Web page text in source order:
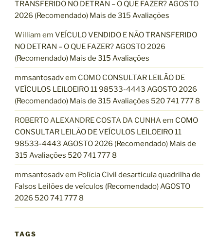
TRANSFERIDO NO DETRAN – O QUE FAZER? AGOSTO
2026 (Recomendado) Mais de 315 Avaliações
William em VEÍCULO VENDIDO E NÃO TRANSFERIDO
NO DETRAN – O QUE FAZER? AGOSTO 2026
(Recomendado) Mais de 315 Avaliações
mmsantosadvem COMO CONSULTAR LEILÃO DE
VEÍCULOS LEILOEIRO 11 98533-4443 AGOSTO 2026
(Recomendado) Mais de 315 Avaliações 520 741 777 8
ROBERTO ALEXANDRE COSTA DA CUNHAem COMO
CONSULTAR LEILÃO DE VEÍCULOS LEILOEIRO 11
98533-4443 AGOSTO 2026 (Recomendado) Mais de
315 Avaliações 520 741 777 8
mmsantosadvem Polícia Civil desarticula quadrilha de
Falsos Leilões de veículos (Recomendado) AGOSTO
2026 520 741 777 8
TAGS